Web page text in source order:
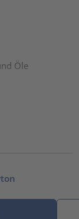
Öle